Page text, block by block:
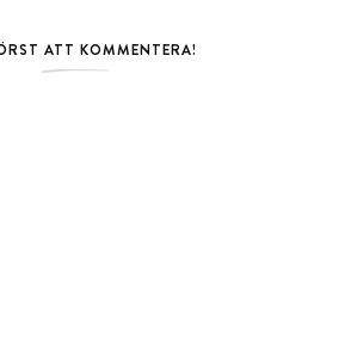
ATT KOMMENTERA!